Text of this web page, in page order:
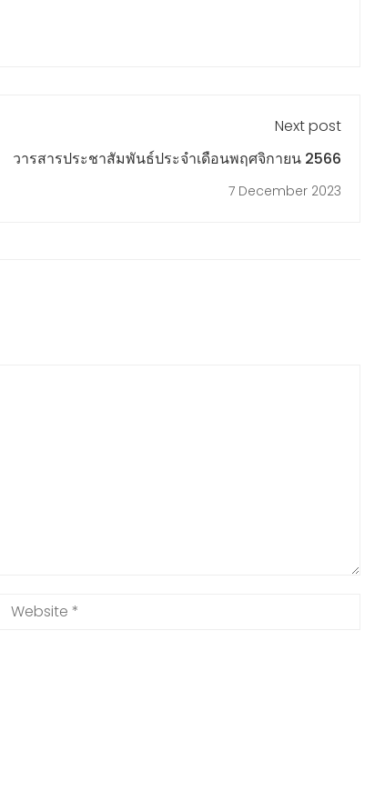
Next post
วารสารประชาสัมพันธ์ประจำเดือนพฤศจิกายน 2566
7 December 2023